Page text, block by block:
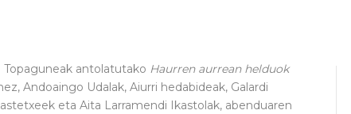
antolatutako Haurren aurrean helduok
Andoaingo Udalak, Aiurri hedabideak, Galardi
eta Aita Larramendi Ikastolak, abenduaren